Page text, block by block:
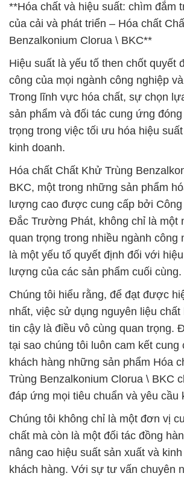
**Hóa chất và hiệu suất: chìm đắm
của cải và phát triển – Hóa chất
Benzalkonium Clorua \ BKC**
Hiệu suất là yếu tố then chốt quyết
công của mọi ngành công nghiệp
Trong lĩnh vực hóa chất, sự chọn
sản phẩm và đối tác cung ứng
trọng trong việc tối ưu hóa hiệu
kinh doanh.
Hóa chất Chất Khử Trùng
BKC, một trong những sản phẩm
lượng cao được cung cấp bởi
Đắc Trường Phát, không chỉ là một
quan trọng trong nhiều ngành công
là một yếu tố quyết định đối với
lượng của các sản phẩm cuối cùng.
Chúng tôi hiểu rằng, để đạt được
nhất, việc sử dụng nguyên liệu
tin cậy là điều vô cùng quan trọng.
tại sao chúng tôi luôn cam kết cung
khách hàng những sản phẩm Hóa
Trùng Benzalkonium Clorua \ BKC
đáp ứng mọi tiêu chuẩn và yêu cầu
Chúng tôi không chỉ là một đơn vị
chất mà còn là một đối tác đồng
nâng cao hiệu suất sản xuất và
khách hàng. Với sự tư vấn chuyên